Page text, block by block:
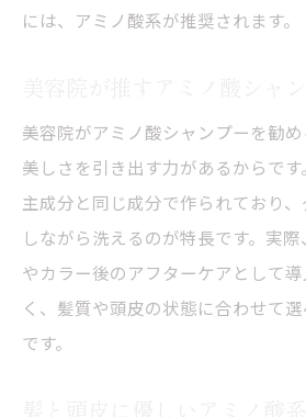
には、アミノ酸系が推奨されます。
美容院がアミノ酸シャンプーを勧
美しさを引き出す力があるからで
主成分と同じ成分で作られており
しながら洗えるのが特長です。実
やカラー後のアフターケアとして
く、髪質や頭皮の状態に合わせて
です。